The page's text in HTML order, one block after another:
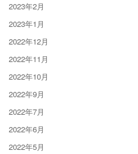
2023年2月
2023年1月
2022年12月
2022年11月
2022年10月
2022年9月
2022年7月
2022年6月
2022年5月